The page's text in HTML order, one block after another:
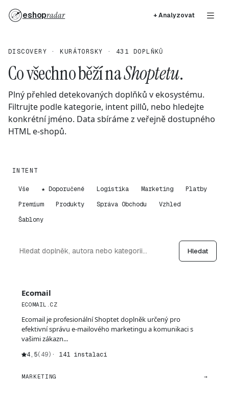
eshopradar + Analyzovat
DISCOVERY · KURÁTORSKY · 431 DOPLŇKŮ
Co všechno běží naShoptetu.
Plný přehled detekovaných doplňků v ekosystému.
Filtrujte podle kategorie, intent pillů, nebo hledejte
konkrétní jméno. Data sbíráme z veřejně dostupného
HTML e-shopů.
INTENT
Vše ★ Doporučené Logistika Marketing
Platby
Premium
Produkty Správa Obchodu
Vzhled
Šablony
Hledat
Ecomail
ECOMAIL.CZ
Ecomail je profesionální Shoptet doplněk určený pro
efektivní správu e-mailového marketingu a komunikaci s
vašimi zákazn...
4,5(49) · 141 instalací
MARKETING →